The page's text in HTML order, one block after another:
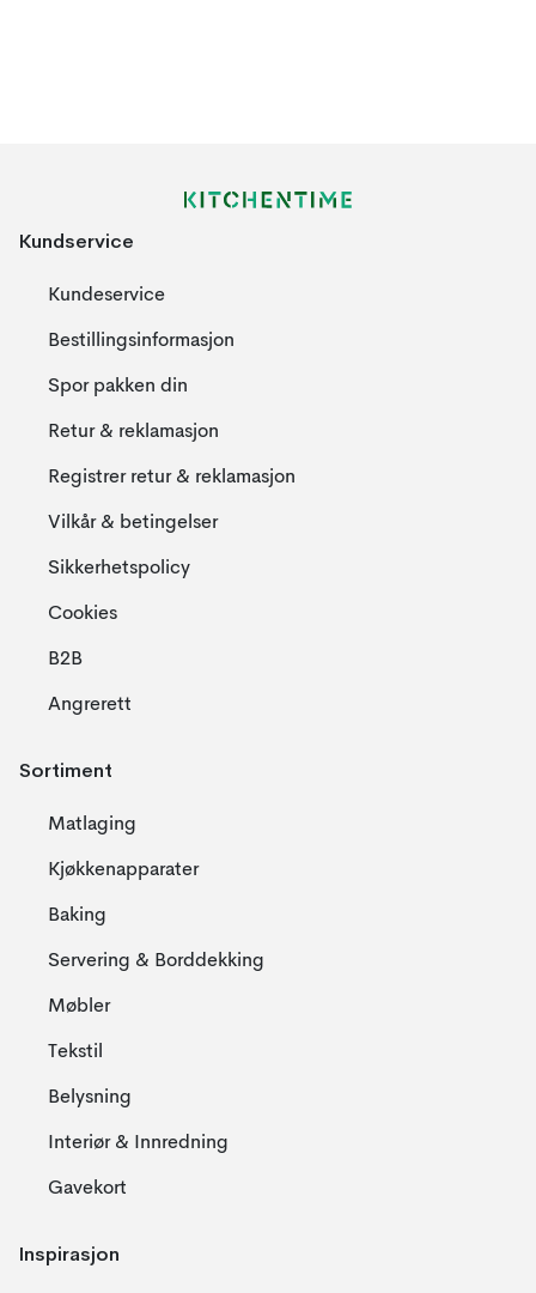
Kundservice
Kundeservice
Bestillingsinformasjon
Spor pakken din
Retur & reklamasjon
Registrer retur & reklamasjon
Vilkår & betingelser
Sikkerhetspolicy
Cookies
B2B
Angrerett
Sortiment
Matlaging
Kjøkkenapparater
Baking
Servering & Borddekking
Møbler
Tekstil
Belysning
Interiør & Innredning
Gavekort
Inspirasjon